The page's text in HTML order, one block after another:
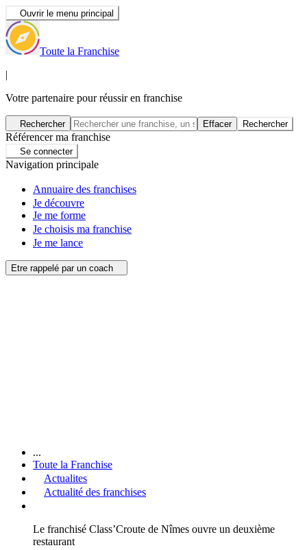
Ouvrir le menu principal
Toute la Franchise
|
Votre partenaire pour réussir en franchise
Rechercher Effacer Rechercher
Référencer ma franchise
Se connecter
Navigation principale
Annuaire des franchises
Je découvre
Je me forme
Je choisis ma franchise
Je me lance
Etre rappelé par un coach
...
Toute la Franchise
Actualites
Actualité des franchises
Le franchisé Class’Croute de Nîmes ouvre un deuxième
restaurant